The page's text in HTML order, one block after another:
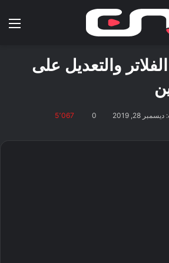
والتعديل على
28, 2019
0 5٬067